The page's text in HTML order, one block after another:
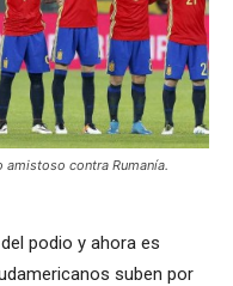
amistoso contra Rumanía.
podio y ahora es
suben por